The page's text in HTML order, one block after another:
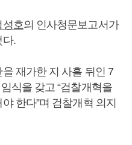
성호의 인사청문보고서가
다.
재가한 지 사흘 뒤인 7
식을 갖고 “검찰개혁을
한다”며 검찰개혁 의지